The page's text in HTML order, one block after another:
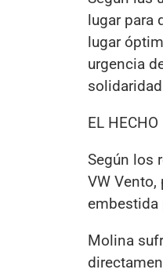
lugar para
lugar
urgencia
EL HECHO
Según los
VW
embestida
Molina